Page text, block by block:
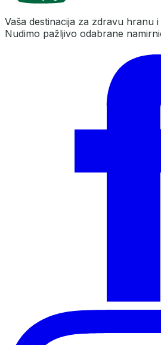
Vaša destinacija za zdravu hranu
Nudimo pažljivo odabrane